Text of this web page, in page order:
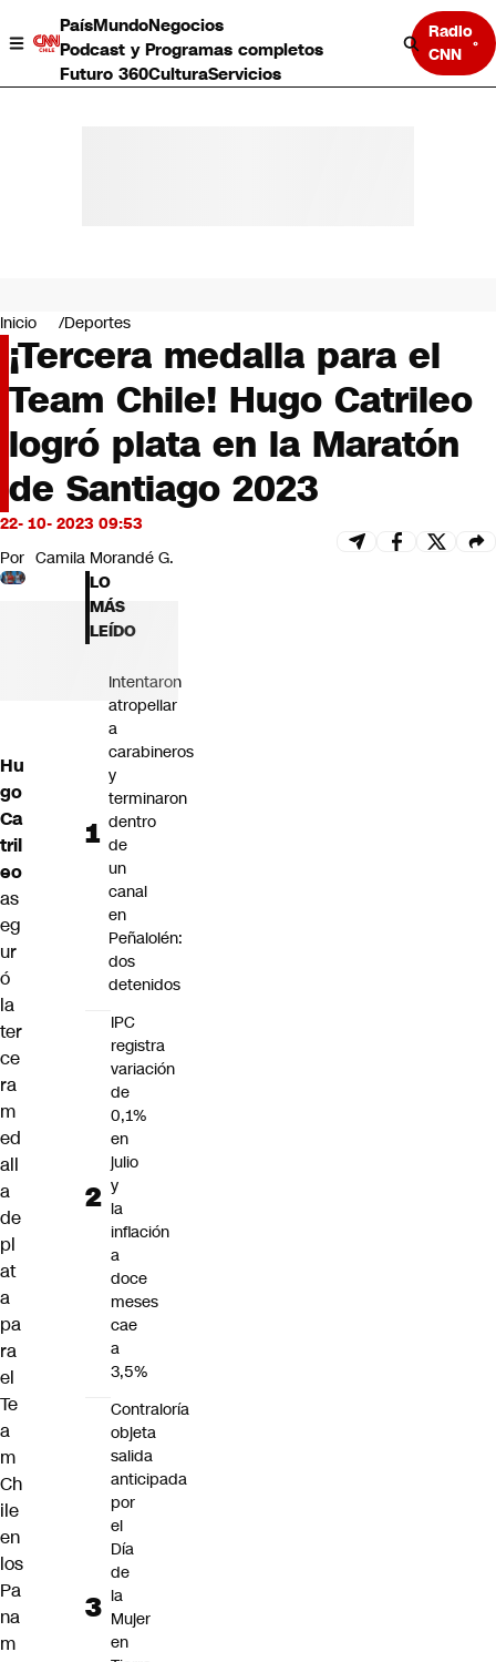
PaísMundoNegocios
Podcast y Programas completos
Futuro 360CulturaServicios
Radio
CNN
Negocios
Deportes
Programas completos
Cultura
Servicios
Bits
CNN Data
CNN tiempo
Futuro 360
Inicio Deportes
¡Tercera medalla para el
Team Chile! Hugo Catrileo
logró plata en la Maratón
de Santiago 2023
22- 10- 2023 09:53
Por Camila Morandé G.
Hu
go
Ca
tril
eo
as
eg
ur
ó
la
ter
ce
ra
m
ed
all
a
de
pl
at
a
pa
ra
el
Te
a
m
Ch
ile
en
los
Pa
na
m
LO
MÁS
LEÍDO
Intentaron
atropellar
a
carabineros
y
terminaron
dentro
de
un
canal
en
Peñalolén:
dos
detenidos
IPC
registra
variación
de
0,1%
en
julio
y
la
inflación
a
doce
meses
cae
a
3,5%
Contraloría
objeta
salida
anticipada
por
el
Día
de
la
Mujer
en